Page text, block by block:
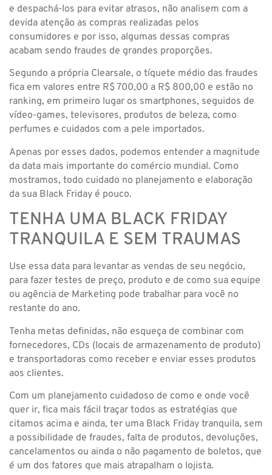
e despachá-los para evitar atrasos, não analisem com a
devida atenção as compras realizadas pelos
consumidores e por isso, algumas dessas compras
acabam sendo fraudes de grandes proporções.
Segundo a própria Clearsale, o tíquete médio das fraudes
fica em valores entre R$ 700,00 a R$ 800,00 e estão no
ranking, em primeiro lugar os smartphones, seguidos de
vídeo-games, televisores, produtos de beleza, como
perfumes e cuidados com a pele importados.
Apenas por esses dados, podemos entender a magnitude
da data mais importante do comércio mundial. Como
mostramos, todo cuidado no planejamento e elaboração
da sua Black Friday é pouco.
TENHA UMA BLACK FRIDAY
TRANQUILA E SEM TRAUMAS
Use essa data para levantar as vendas de seu negócio,
para fazer testes de preço, produto e de como sua equipe
ou agência de Marketing pode trabalhar para você no
restante do ano.
Tenha metas definidas, não esqueça de combinar com
fornecedores, CDs (locais de armazenamento de produto)
e transportadoras como receber e enviar esses produtos
aos clientes.
Com um planejamento cuidadoso de como e onde você
quer ir, fica mais fácil traçar todos as estratégias que
citamos acima e ainda, ter uma Black Friday tranquila, sem
a possibilidade de fraudes, falta de produtos, devoluções,
cancelamentos ou ainda o não pagamento de boletos, que
é um dos fatores que mais atrapalham o lojista.